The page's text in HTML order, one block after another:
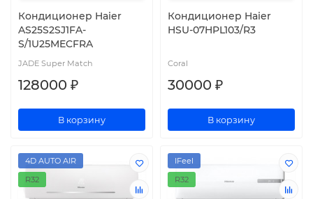
Кондиционер Haier
AS25S2SJ1FA-
S/1U25MECFRA
JADE Super Match
128000 ₽
В корзину
Кондиционер Haier
HSU-07HPL103/R3
Coral
30000 ₽
В корзину
4D AUTO AIR
R32
IFeel
R32